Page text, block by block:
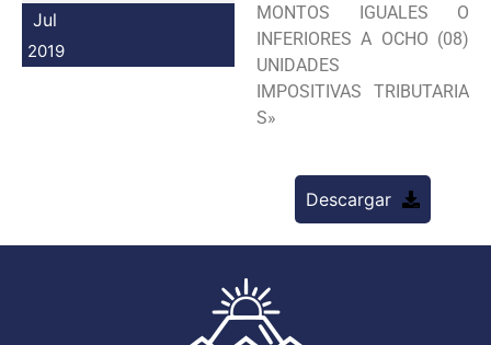
Jul
2019
MONTOS IGUALES O
INFERIORES A OCHO (08)
UNIDADES
IMPOSITIVAS TRIBUTARIA
S»
Descargar